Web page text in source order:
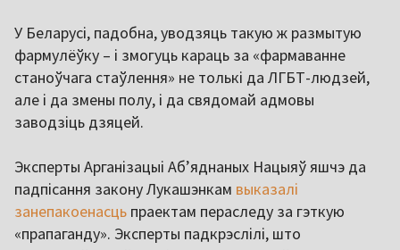
У Беларусі, падобна, уводзяць такую ж размытую
фармулёўку – і змогуць караць за «фармаванне
станоўчага стаўлення» не толькі да ЛГБТ-людзей,
але і да змены полу, і да свядомай адмовы
заводзіць дзяцей.
Эксперты Арганізацыі Аб’яднаных Нацыяў яшчэ да
падпісання закону Лукашэнкам выказалі
занепакоенасць праектам пераследу за гэткую
«прапаганду». Эксперты падкрэслілі, што